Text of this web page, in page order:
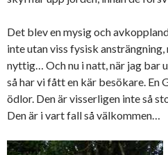
Det blev en mysig och
inte utan viss fysisk ansträngning,
nyttig… Och nu i natt, när jag bar
så har vi fått en kär besökare. En
ödlor. Den är visserligen inte så
Den är i vart fall så välkommen…